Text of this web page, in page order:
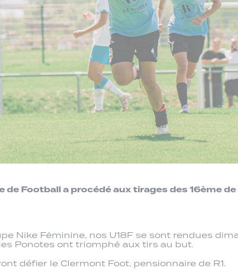
de Football a procédé aux tirages des 16ème
Nike Féminine, nos U18F se sont rendues
Ponotes ont triomphé aux tirs au but.
défier le Clermont Foot, pensionnaire de R1.